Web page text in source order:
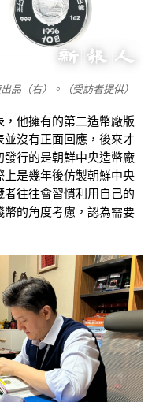
品（右）。（受訪者提供）
他擁有的第二造幣廠版
沒有正面回應，後來才
行的是朝鮮中央造幣廠
是幾年後仿製朝鮮中央
往往會習慣利用自己的
的角度考慮，認為需要